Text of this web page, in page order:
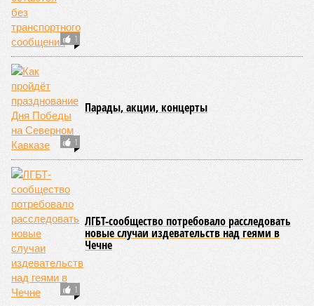
1
1
Парады, акции, концерты
1
ЛГБТ-сообщество потребовало расследовать
новые случаи издевательств над геями в
Чечне